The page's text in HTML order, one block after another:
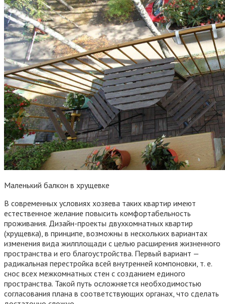
Маленький балкон в хрущевке
В современных условиях хозяева таких квартир имеют
естественное желание повысить комфортабельность
проживания. Дизайн-проекты двухкомнатных квартир
(хрущевка), в принципе, возможны в нескольких вариантах
изменения вида жилплощади с целью расширения жизненного
пространства и его благоустройства. Первый вариант —
радикальная перестройка всей внутренней компоновки, т. е.
снос всех межкомнатных стен с созданием единого
пространства. Такой путь осложняется необходимостью
согласования плана в соответствующих органах, что сделать